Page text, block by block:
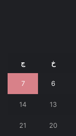
خ ج
6
7
13
14
20
21